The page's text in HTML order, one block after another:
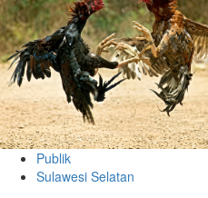
Publik
Sulawesi Selatan